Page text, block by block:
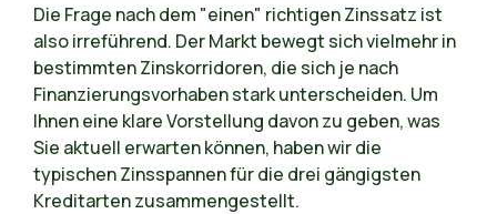
Die Frage nach dem "einen" richtigen Zinssatz ist
also irreführend. Der Markt bewegt sich vielmehr in
bestimmten Zinskorridoren, die sich je nach
Finanzierungsvorhaben stark unterscheiden. Um
Ihnen eine klare Vorstellung davon zu geben, was
Sie aktuell erwarten können, haben wir die
typischen Zinsspannen für die drei gängigsten
Kreditarten zusammengestellt.